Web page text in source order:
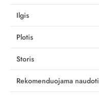
Ilgis
Plotis
Storis
Rekomenduojama naudoti